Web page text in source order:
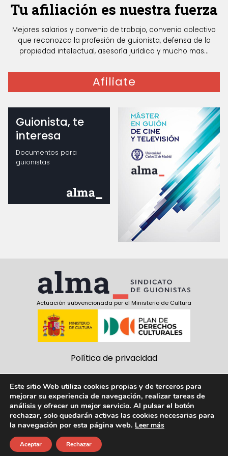
Tu afiliación es nuestra fuerza
Mejores salarios y convenio de trabajo, convenio colectivo
que reconozca la profesión de guionista, defensa de la
propiedad intelectual, asesoría jurídica y mucho mas...
Afiliate
Guionista, te
interesa
Documentos para
guionistas
Actuación subvencionada por el Ministerio de Cultura
Política de privacidad
Aviso Legal
Síguenos:
facebook
Este sitio Web utiliza cookies propias y de terceros para
mejorar su experiencia de navegación, realizar tareas de
análisis y ofrecer un mejor servicio. Al pulsar el botón
rechazar, solo quedarán activas las cookies necesarias para
la navegación por esta página web. Leer más
Aceptar Rechazar